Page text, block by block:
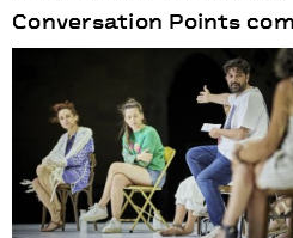
Conversation Points